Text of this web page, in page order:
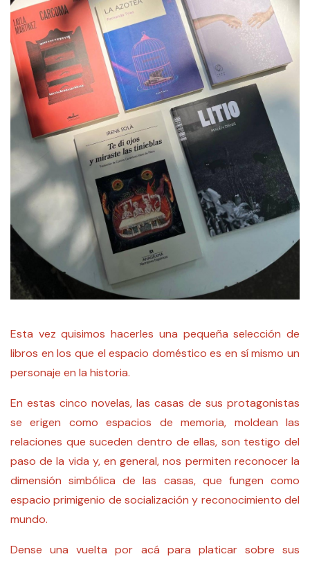
Esta vez quisimos hacerles una pequeña selección de
libros en los que el espacio doméstico es en sí mismo un
personaje en la historia.
En estas cinco novelas, las casas de sus protagonistas
se erigen como espacios de memoria, moldean las
relaciones que suceden dentro de ellas, son testigo del
paso de la vida y, en general, nos permiten reconocer la
dimensión simbólica de las casas, que fungen como
espacio primigenio de socialización y reconocimiento del
mundo.
Dense una vuelta por acá para platicar sobre sus